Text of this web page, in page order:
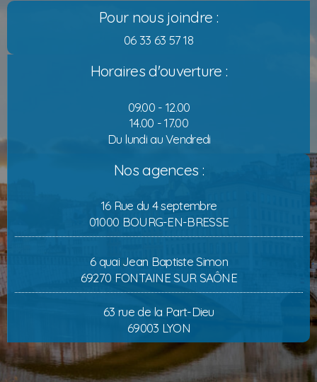
Pour nous joindre :
06 33 63 57 18
Horaires d'ouverture :
09.00 - 12.00
14.00 - 17.00
Du lundi au Vendredi
Nos agences :
16 Rue du 4 septembre
01000 BOURG-EN-BRESSE
6 quai Jean Baptiste Simon
69270 FONTAINE SUR SAÔNE
63 rue de la Part-Dieu
69003 LYON